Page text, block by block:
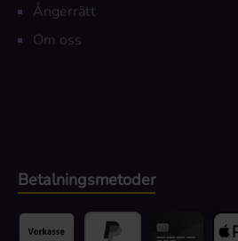
Ångerrätt
Om oss
Betalningsmetoder